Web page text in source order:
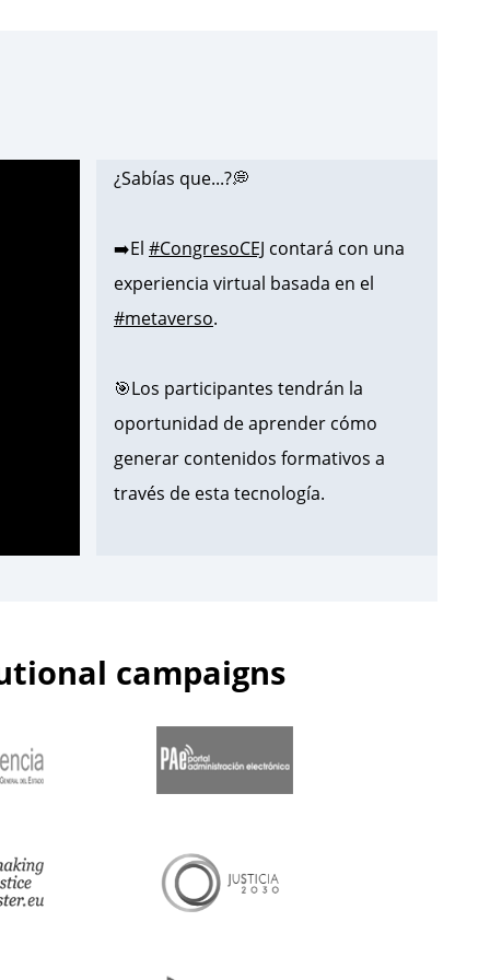
¿Sabías que...?💭
➡️El #CongresoCEJ contará con una
experiencia virtual basada en el
#metaverso.
🎯Los participantes tendrán la
oportunidad de aprender cómo
generar contenidos formativos a
través de esta tecnología.
— Centro de Estudios Jurídicos
(@cejmjusticia)June 13, 2023
📌Inicia en el#CEJla segunda edición
para la@guardiacivil
campaigns